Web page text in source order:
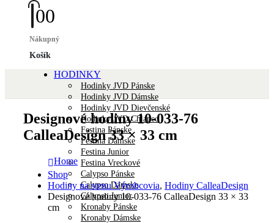
00
Nákupný
Košík
HODINKY
Hodinky JVD Pánske
Hodinky JVD Dámske
Hodinky JVD Dievčenské
Hodinky JVD Chlapec
Festina Pánske
Festina Dámske
Festina Junior
Festina Vreckové
Calypso Pánske
Calypso Dámske
Calypso Junior
Kronaby Pánske
Kronaby Dámske
Designové hodiny 10-033-76
CalleaDesign 33 × 33 cm
Home
Shop
Hodiny na stenu Výrobcovia, Hodiny CalleaDesign
Designové hodiny 10-033-76 CalleaDesign 33 × 33
cm